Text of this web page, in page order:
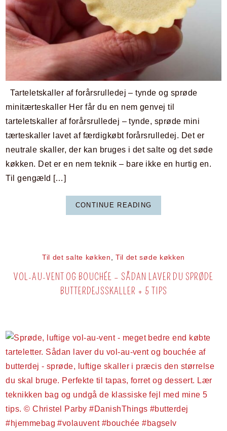
Tarteletskaller af forårsrulledej – tynde og sprøde
minitærteskaller Her får du en nem genvej til
tarteletskaller af forårsrulledej – tynde, sprøde mini
tærteskaller lavet af færdigkøbt forårsrulledej. Det er
neutrale skaller, der kan bruges i det salte og det søde
køkken. Det er en nem teknik – bare ikke en hurtig en.
Til gengæld […]
CONTINUE READING
Til det salte køkken ,Til det søde køkken
VOL-AU-VENT OG BOUCHÉE – SÅDAN LAVER DU SPRØDE
BUTTERDEJSSKALLER + 5 TIPS